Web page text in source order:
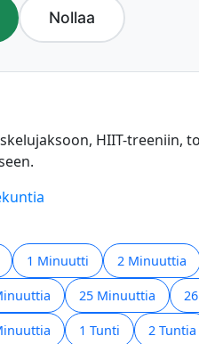
Nollaa
HIIT-treeniin,
1 Minuutti 2 Minuuttia
25 Minuuttia
1 Tunti 2 Tuntia